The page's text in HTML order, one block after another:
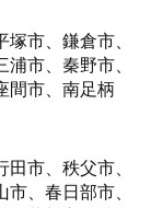
市、鎌倉市、
市、秦野市、
間市、南足柄
市、秩父市、
、春日部市、